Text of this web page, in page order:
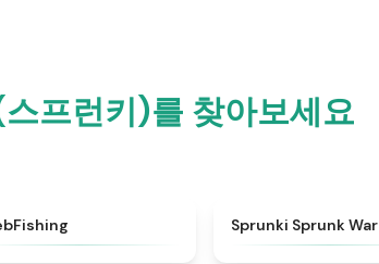
프런키)를 찾아보세요
Sprunki Sprunk War